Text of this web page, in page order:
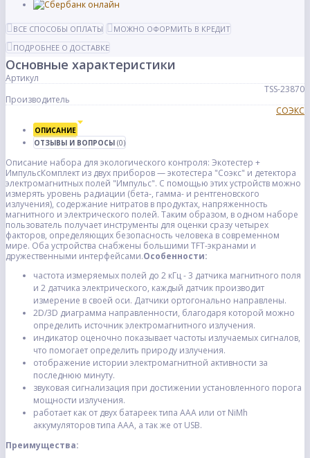
ВСЕ СПОСОБЫ ОПЛАТЫ
МОЖНО ОФОРМИТЬ В КРЕДИТ
ПОДРОБНЕЕ О ДОСТАВКЕ
Основные характеристики
Артикул
TSS-23870
Производитель
СОЭКС
ОПИСАНИЕ
ОТЗЫВЫ И ВОПРОСЫ (0)
Описание набора для экологического контроля: Экотестер +
ИмпульсКомплект из двух приборов — экотестера "Соэкс" и детектора
электромагнитных полей "Импульс". С помощью этих устройств можно
измерять уровень радиации (бета-, гамма- и рентгеновского
излучения), содержание нитратов в продуктах, напряженность
магнитного и электрического полей. Таким образом, в одном наборе
пользователь получает инструменты для оценки сразу четырех
факторов, определяющих безопасность человека в современном
мире. Оба устройства снабжены большими TFT-экранами и
дружественными интерфейсами.Особенности:
частота измеряемых полей до 2 кГц - 3 датчика магнитного поля
и 2 датчика электрического, каждый датчик производит
измерение в своей оси. Датчики ортогонально направлены.
2D/3D диаграмма направленности, благодаря которой можно
определить источник электромагнитного излучения.
индикатор оценочно показывает частоты излучаемых сигналов,
что помогает определить природу излучения.
отображение истории электромагнитной активности за
последнюю минуту.
звуковая сигнализация при достижении установленного порога
мощности излучения.
работает как от двух батареек типа ААА или от NiMh
аккумуляторов типа ААА, а так же от USB.
Преимущества: